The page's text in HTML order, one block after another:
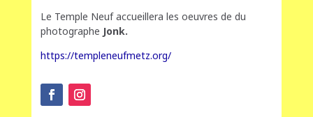
Le Temple Neuf accueillera les oeuvres de du
photographe Jonk.
https://templeneufmetz.org/